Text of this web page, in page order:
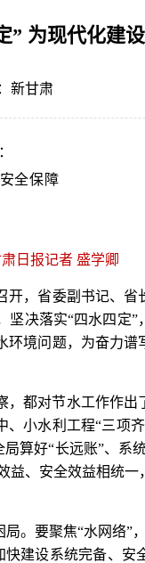
” 为现代化建
新甘肃
：
全保障
日报记者 盛学卿
开，省委副书记、
决落实“四水四定”
境问题，为奋力
都对节水工作作
小水利工程“三项
算好“长远账”、系
益、安全效益相统
。要聚焦“水网络”
建设系统完备、安